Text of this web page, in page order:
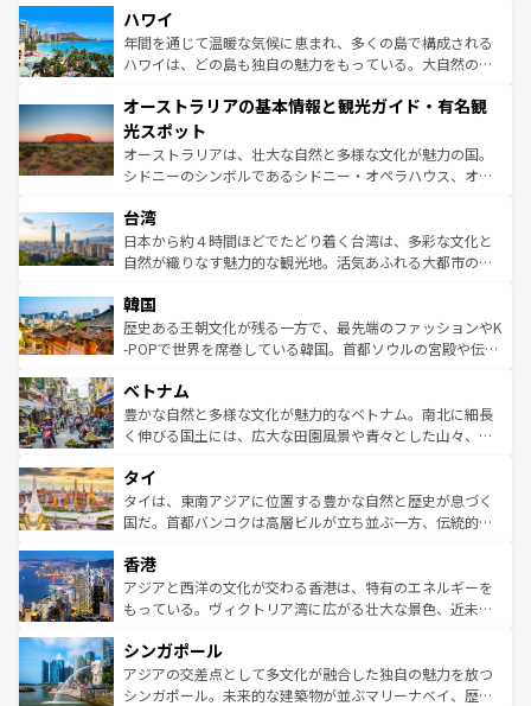
着のスイス情報は
のような巨大都市は、観光、ショッピング、エンターテイ
ンメントが詰まった刺激的なスポットだ。一方、アメリカ
西部には大自然が広がり、グランドキャニオンやイエロー
部のニューオーリンズでは、音楽と美食が融合した独特の
文化が魅力。旅行者はアメリカの各地域で異なる魅力を楽
しみながら、その多様性と豊かな歴史を感じることができ
るだろう。車でのロードトリップや列車の旅も、アメリカ
情報は
ハワイ
年間を通じて温暖な気候に恵まれ、多くの島で構成される
ハワイは、どの島も独自の魅力をもっている。大自然の神
ワイ島は見逃せない。また、定番の観光地といえばオアフ
島だが、静かな自然を求めるならマウイ島やカウアイ島が
おすすめ。エメラルドグリーンに輝く海をはじめ、豊かな
文化や歴史が息づいている。「アロハスピリット」と呼ば
人々、おいしいローカルフードやハワイアンミュージッ
ク、伝統的なフラダンスなど、すべてがハワイの魅力を彩
っている。訪れるたびに新しい発見と感動が待っているハ
はコンテンツ一覧
オーストラリアの基本情報と観光ガイド・有名観
光スポット
オーストラリアは、壮大な自然と多様な文化が魅力の国。
シドニーのシンボルであるシドニー・オペラハウス、オー
リアリーフや大陸中央部にそびえるウルル（エアーズロッ
ク）、タスマニアの美しい原生林やケアンズの熱帯雨林な
ど、見どころがたくさん。また、カフェやワイン、オージ
いる。アクティビティも充実しており、サーフィンやダイ
ビング、ハイキングなど、アウトドア好きにはたまらな
い。オーストラリアの多彩な魅力を存分に味わいつくそ
参照してほしい。
台湾
日本から約４時間ほどでたどり着く台湾は、多彩な文化と
自然が織りなす魅力的な観光地。活気あふれる大都市の台
ン）、静ひつな山岳地帯である台湾東部など、都市の喧騒
と山間の静けさが共存しており、訪れる人に新しい発見と
驚きをもたらしてくれる。また、奥深い台湾の食文化も魅
容にもいいと評判のスイーツなど、バラエティ豊かな料理
が味わえる。 なお、新着の台湾情報は コンテンツ一覧を参
照してほしい。
韓国
歴史ある王朝文化が残る一方で、最先端のファッションやK
-POPで世界を席巻している韓国。首都ソウルの宮殿や伝統
き、地方に足を延ばせば四季折々の自然美を楽しむことが
できる。そして、キムチや焼肉、絶品のストリートフード
まで、さまざまな韓国料理が待っている。夜には、韓国な
リティに包まれながら、韓国の多彩な魅力を心ゆくまで味
わってみてほしい。 なお、新着の韓国情報はコンテンツ一
覧を参照してほしい。
ベトナム
豊かな自然と多様な文化が魅力的なベトナム。南北に細長
く伸びる国土には、広大な田園風景や青々とした山々、世
急速な発展と共に伝統が息づく。ハノイの古い町並みやホ
ーチミン市のフランス統治時代の建物も、独特の雰囲気を
醸し出している。また、バラエティの豊かさとおいしさで
とつ。フォーやバインミー、ベトナムコーヒーなどは、ぜ
ひ現地で味わいたい。どの地域を訪れてもあたたかい人々
が旅行者を迎えてくれるので、きっと忘れられない旅にな
参照してほしい。
タイ
タイは、東南アジアに位置する豊かな自然と歴史が息づく
国だ。首都バンコクは高層ビルが立ち並ぶ一方、伝統的な
の活気が交差している。北部ではチェンマイなどの山岳地
帯で自然と触れ合い、南部ではプーケットやクラビの美し
いビーチでリゾート気分を楽しむことができる。タイ料理
激する。気候は一年中温暖で、どの季節にも異なる楽しみ
が待っている。親しみやすいタイの人々、仏教を中心とし
た文化、そして多様な観光資源が、訪れる旅人を魅了し続
香港
アジアと西洋の文化が交わる香港は、特有のエネルギーを
もっている。ヴィクトリア湾に広がる壮大な景色、近未来
み、どこを訪れても感動するはず。観光スポットが密集し
ており、効率よく見どころを回れるのも魅力。息をのむよ
うな絶景から文化的な体験まで、香港を存分に楽しみ尽く
シンガポール
アジアの交差点として多文化が融合した独自の魅力を放つ
シンガポール。未来的な建築物が並ぶマリーナベイ、歴史